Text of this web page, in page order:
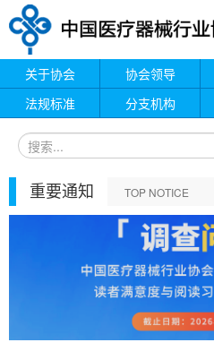
关于协会 协会领导
法规标准
分支机构
重要通知 TOP NOTICE